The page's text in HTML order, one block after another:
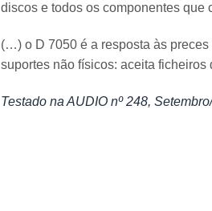
discos e todos os componentes
(…) o D 7050 é a resposta às
suportes não físicos: aceita
Testado na AUDIO nº 248,